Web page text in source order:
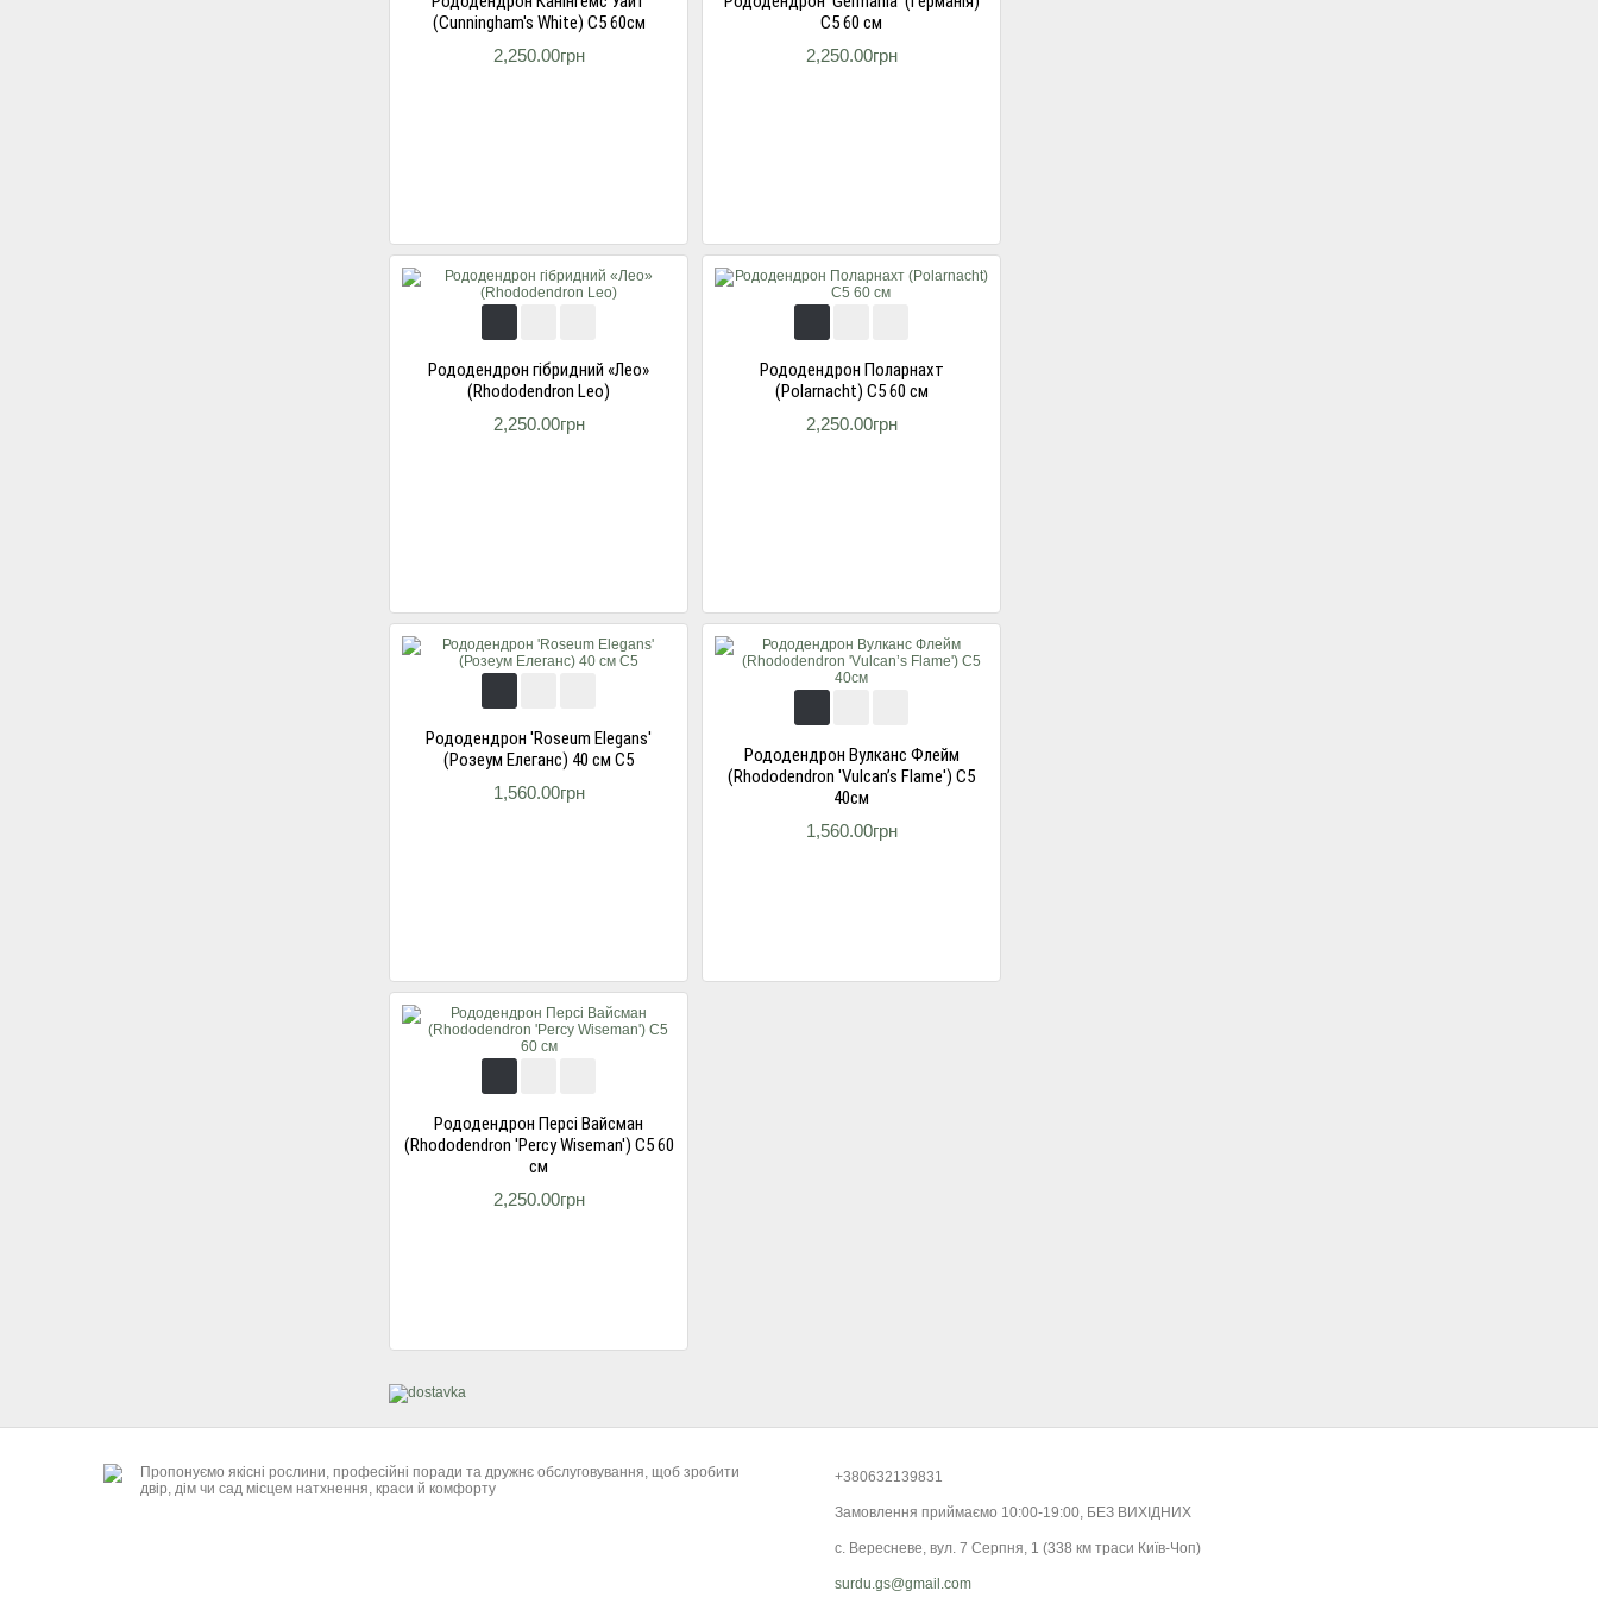
(Cunningham's White) С5 60см
2,250.00грн
С5 60 см
2,250.00грн
Рододендрон гібридний «Лео»
(Rhododendron Leo)
2,250.00грн
Рододендрон Поларнахт
(Polarnacht) С5 60 см
2,250.00грн
Рододендрон 'Roseum Elegans'
(Розеум Елеганс) 40 см С5
1,560.00грн
Рододендрон Вулканс Флейм
(Rhododendron 'Vulcan’s Flame') С5
40см
1,560.00грн
Рододендрон Персі Вайсман
(Rhododendron 'Percy Wiseman') С5 60
см
2,250.00грн
Пропонуємо якісні рослини, професійні поради та дружнє обслуговування, щоб зробити
двір, дім чи сад місцем натхнення, краси й комфорту
+380632139831
Замовлення приймаємо 10:00-19:00, БЕЗ ВИХІДНИХ
с. Вересневе, вул. 7 Серпня, 1 (338 км траси Київ-Чоп)
surdu.gs@gmail.com